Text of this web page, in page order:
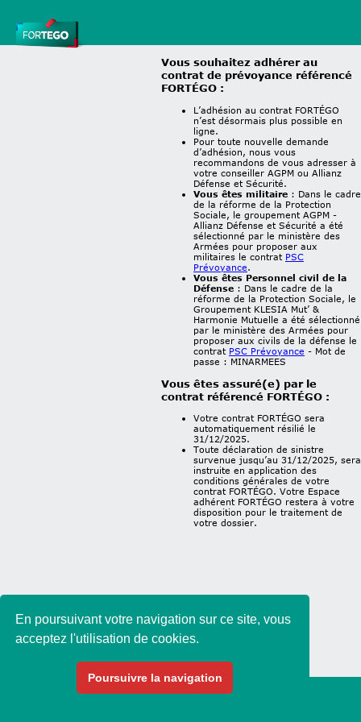
En poursuivant votre navigation sur ce site, vous
acceptez l'utilisation de cookies.
Poursuivre la navigation
Vous souhaitez adhérer au
contrat de prévoyance référencé
FORTÉGO :
L’adhésion au contrat FORTÉGO
n’est désormais plus possible en
ligne.
Pour toute nouvelle demande
d’adhésion, nous vous
recommandons de vous adresser à
votre conseiller AGPM ou Allianz
Défense et Sécurité.
Vous êtes militaire : Dans le cadre
de la réforme de la Protection
Sociale, le groupement AGPM -
Allianz Défense et Sécurité a été
sélectionné par le ministère des
Armées pour proposer aux
militaires le contrat PSC
Prévoyance.
Vous êtes Personnel civil de la
Défense : Dans le cadre de la
réforme de la Protection Sociale, le
Groupement KLESIA Mut’ &
Harmonie Mutuelle a été sélectionné
par le ministère des Armées pour
proposer aux civils de la défense le
contrat PSC Prévoyance - Mot de
passe : MINARMEES
Vous êtes assuré(e) par le
contrat référencé FORTÉGO :
Votre contrat FORTÉGO sera
automatiquement résilié le
31/12/2025.
Toute déclaration de sinistre
survenue jusqu’au 31/12/2025, sera
instruite en application des
conditions générales de votre
contrat FORTÉGO. Votre Espace
adhérent FORTÉGO restera à votre
disposition pour le traitement de
votre dossier.